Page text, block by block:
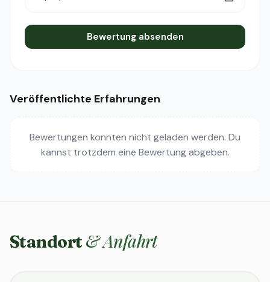
Bewertung absenden
Veröffentlichte Erfahrungen
Bewertungen konnten nicht geladen werden. Du
kannst trotzdem eine Bewertung abgeben.
Standort & Anfahrt